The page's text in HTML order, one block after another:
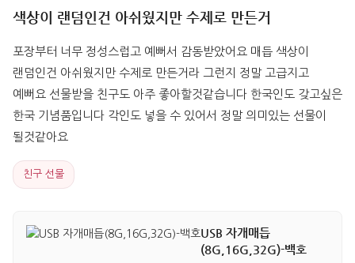
색상이 랜덤인건 아쉬웠지만 수제로 만든거
포장부터 너무 정성스럽고 예뻐서 감동받았어요 매듭 색상이
랜덤인건 아쉬웠지만 수제로 만든거라 그런지 정말 고급지고
예뻐요 선물받을 친구도 아주 좋아할것같습니다 한국인도 갖고싶은
한국 기념품입니다 각인도 넣을 수 있어서 정말 의미있는 선물이
될것같아요
친구 선물
USB 자개매듭
(8G,16G,32G)-백호